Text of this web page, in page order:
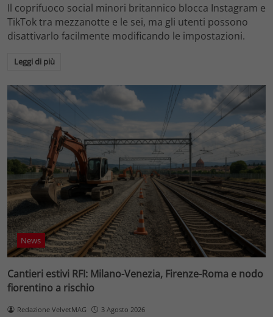
Il coprifuoco social minori britannico blocca Instagram e
TikTok tra mezzanotte e le sei, ma gli utenti possono
disattivarlo facilmente modificando le impostazioni.
Leggi di più
News
Cantieri estivi RFI: Milano-Venezia, Firenze-Roma e nodo
fiorentino a rischio
Redazione VelvetMAG 3 Agosto 2026